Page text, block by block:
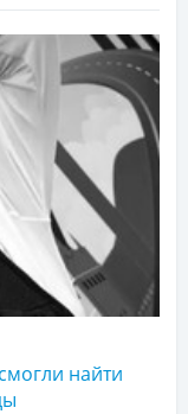
найти